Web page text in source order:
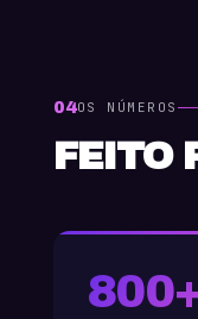
04OS NÚMEROS
FEITO